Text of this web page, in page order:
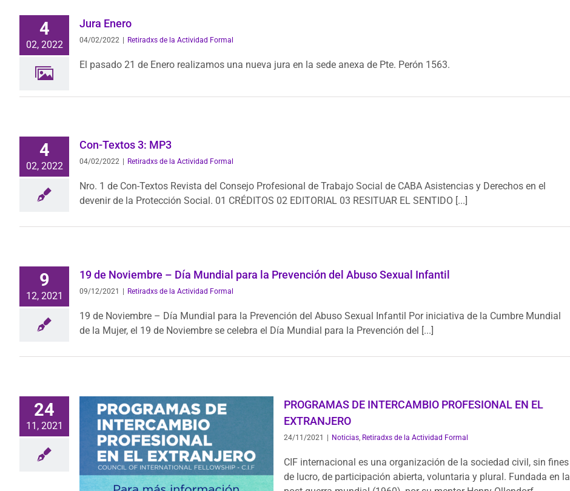
4
02, 2022
Jura Enero
04/02/2022 Retiradxs de la Actividad Formal
El pasado 21 de Enero realizamos una nueva jura en la sede anexa de Pte. Perón 1563.
4
02, 2022
Con-Textos 3: MP3
04/02/2022 Retiradxs de la Actividad Formal
Nro. 1 de Con-Textos Revista del Consejo Profesional de Trabajo Social de CABA Asistencias y Derechos en el
devenir de la Protección Social. 01 CRÉDITOS 02 EDITORIAL 03 RESITUAR EL SENTIDO [...]
9
12, 2021
19 de Noviembre – Día Mundial para la Prevención del Abuso Sexual Infantil
09/12/2021 Retiradxs de la Actividad Formal
19 de Noviembre – Día Mundial para la Prevención del Abuso Sexual Infantil Por iniciativa de la Cumbre Mundial
de la Mujer, el 19 de Noviembre se celebra el Día Mundial para la Prevención del [...]
24
11, 2021
PROGRAMAS DE INTERCAMBIO PROFESIONAL EN EL
EXTRANJERO
24/11/2021 Noticias, Retiradxs de la Actividad Formal
CIF internacional es una organización de la sociedad civil, sin fines
de lucro, de participación abierta, voluntaria y plural. Fundada en la